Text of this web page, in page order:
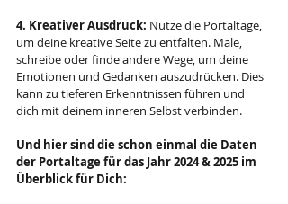
4. Kreativer Ausdruck: Nutze die Portaltage,
um deine kreative Seite zu entfalten. Male,
schreibe oder finde andere Wege, um deine
Emotionen und Gedanken auszudrücken. Dies
kann zu tieferen Erkenntnissen führen und
dich mit deinem inneren Selbst verbinden.
Und hier sind die schon einmal die Daten
der Portaltage für das Jahr 2024 & 2025 im
Überblick für Dich: